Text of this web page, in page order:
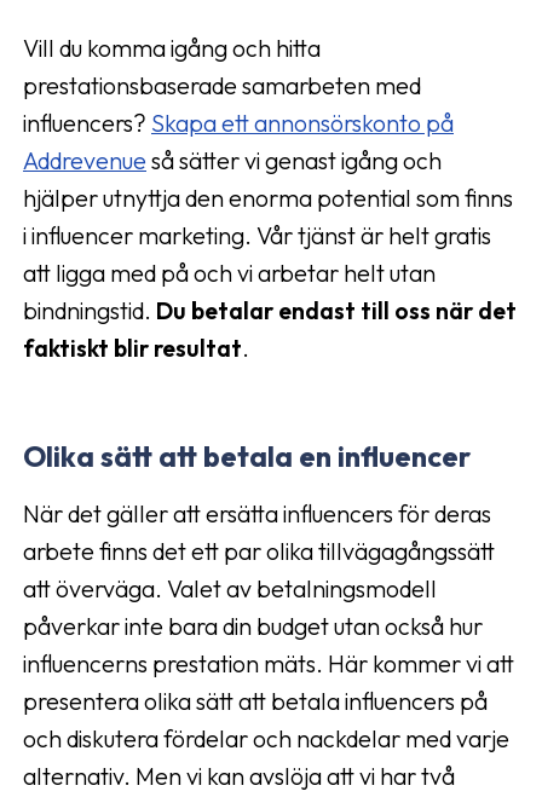
Vill du komma igång och hitta
prestationsbaserade samarbeten med
influencers? Skapa ett annonsörskonto på
Addrevenue så sätter vi genast igång och
hjälper utnyttja den enorma potential som finns
i influencer marketing. Vår tjänst är helt gratis
att ligga med på och vi arbetar helt utan
bindningstid. Du betalar endast till oss när det
faktiskt blir resultat.
Olika sätt att betala en influencer
När det gäller att ersätta influencers för deras
arbete finns det ett par olika tillvägagångssätt
att överväga. Valet av betalningsmodell
påverkar inte bara din budget utan också hur
influencerns prestation mäts. Här kommer vi att
presentera olika sätt att betala influencers på
och diskutera fördelar och nackdelar med varje
alternativ. Men vi kan avslöja att vi har två